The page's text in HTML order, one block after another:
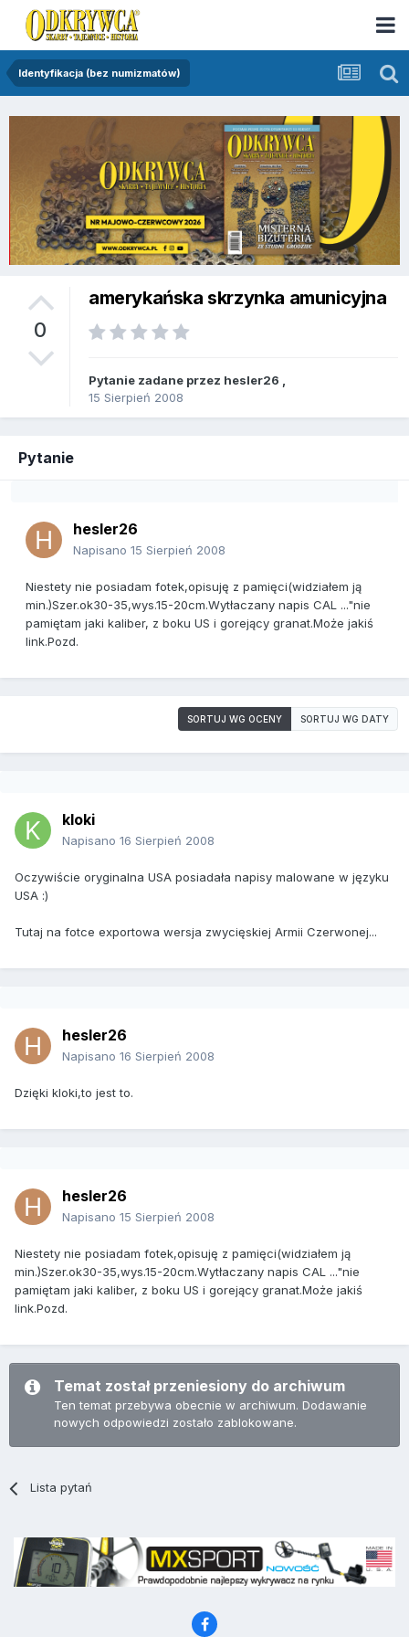
Identyfikacja (bez numizmatów)
0
amerykańska skrzynka amunicyjna
Pytanie zadane przez hesler26
15 Sierpień 2008
Pytanie
hesler26
Napisano 15 Sierpień 2008
Niestety nie posiadam fotek,opisuję z pamięci(widziałem ją
min.)Szer.ok30-35,wys.15-20cm.Wytłaczany napis CAL ..."nie
pamiętam jaki kaliber, z boku US i gorejący granat.Może jakiś
link.Pozd.
SORTUJ WG OCENY SORTUJ WG DATY
kloki
Napisano 16 Sierpień 2008
Oczywiście oryginalna USA posiadała napisy malowane w języku
USA :)
Tutaj na fotce exportowa wersja zwycięskiej Armii Czerwonej...
hesler26
Napisano 16 Sierpień 2008
Dzięki kloki,to jest to.
hesler26
Napisano 15 Sierpień 2008
Niestety nie posiadam fotek,opisuję z pamięci(widziałem ją
min.)Szer.ok30-35,wys.15-20cm.Wytłaczany napis CAL ..."nie
pamiętam jaki kaliber, z boku US i gorejący granat.Może jakiś
link.Pozd.
Temat został przeniesiony do archiwum
Ten temat przebywa obecnie w archiwum. Dodawanie
nowych odpowiedzi zostało zablokowane.
Lista pytań